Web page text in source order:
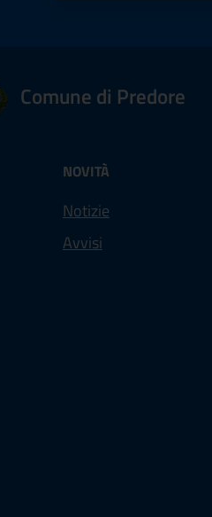
Comune di Predore
NOVITÀ
Notizie
Avvisi